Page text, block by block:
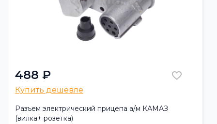
488 ₽
Купить дешевле
Разъем электрический прицепа а/м КАМАЗ
(вилка+ розетка)